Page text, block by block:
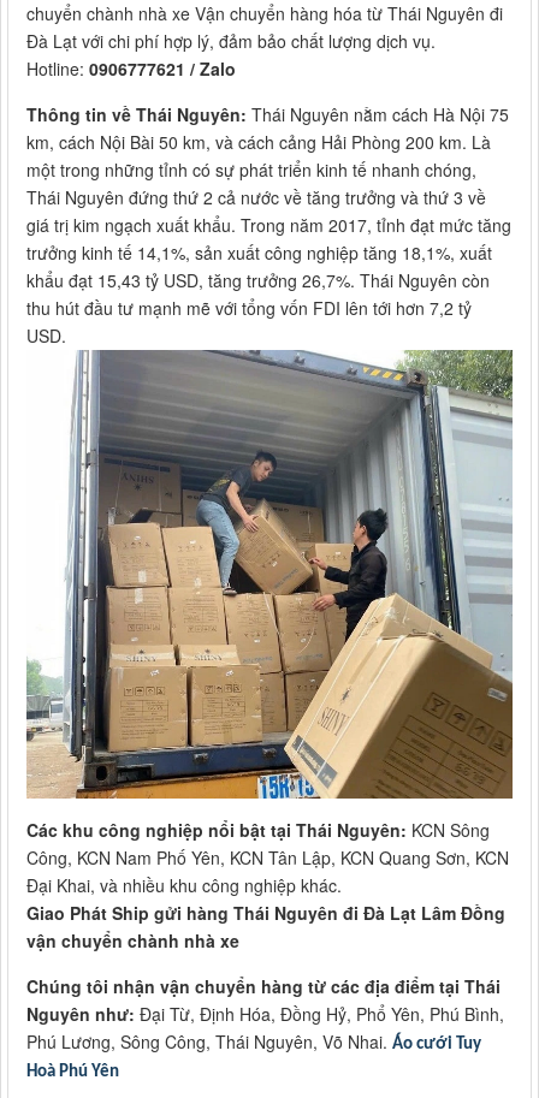
chuyển chành nhà xe Vận chuyển hàng hóa từ Thái Nguyên đi
Đà Lạt với chi phí hợp lý, đảm bảo chất lượng dịch vụ.
Hotline: 0906777621 / Zalo
Thông tin về Thái Nguyên: Thái Nguyên nằm cách Hà Nội 75
km, cách Nội Bài 50 km, và cách cảng Hải Phòng 200 km. Là
một trong những tỉnh có sự phát triển kinh tế nhanh chóng,
Thái Nguyên đứng thứ 2 cả nước về tăng trưởng và thứ 3 về
giá trị kim ngạch xuất khẩu. Trong năm 2017, tỉnh đạt mức tăng
trưởng kinh tế 14,1%, sản xuất công nghiệp tăng 18,1%, xuất
khẩu đạt 15,43 tỷ USD, tăng trưởng 26,7%. Thái Nguyên còn
thu hút đầu tư mạnh mẽ với tổng vốn FDI lên tới hơn 7,2 tỷ
USD.
Các khu công nghiệp nổi bật tại Thái Nguyên: KCN Sông
Công, KCN Nam Phố Yên, KCN Tân Lập, KCN Quang Sơn, KCN
Đại Khai, và nhiều khu công nghiệp khác.
Giao Phát Ship gửi hàng Thái Nguyên đi Đà Lạt Lâm Đồng
vận chuyển chành nhà xe
Chúng tôi nhận vận chuyển hàng từ các địa điểm tại Thái
Nguyên như: Đại Từ, Định Hóa, Đồng Hỷ, Phổ Yên, Phú Bình,
Phú Lương, Sông Công, Thái Nguyên, Võ Nhai. Áo cưới Tuy
Hoà Phú Yên